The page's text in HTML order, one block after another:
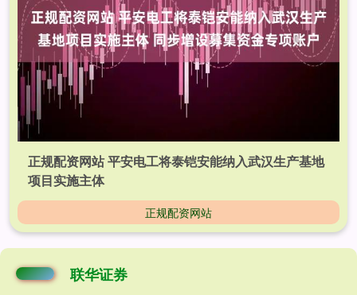
正规配资网站 平安电工将泰铠安能纳入武汉生产基地
项目实施主体
正规配资网站
联华证券